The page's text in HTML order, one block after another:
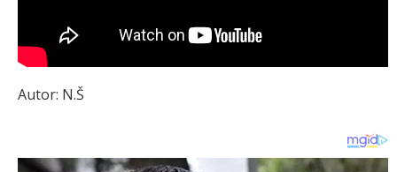
Autor: N.Š